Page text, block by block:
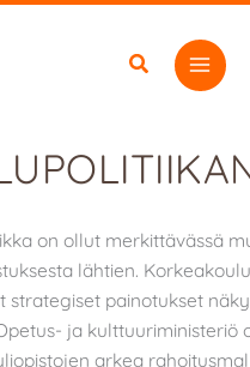
on ollut merkittävässä
lähtien.
strategiset painotukset
ja kulttuuriministeriö
arkea